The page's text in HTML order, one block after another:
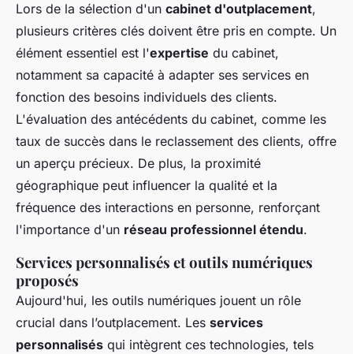
Lors de la sélection d'un cabinet d'outplacement,
plusieurs critères clés doivent être pris en compte. Un
élément essentiel est l'expertise du cabinet,
notamment sa capacité à adapter ses services en
fonction des besoins individuels des clients.
L'évaluation des antécédents du cabinet, comme les
taux de succès dans le reclassement des clients, offre
un aperçu précieux. De plus, la proximité
géographique peut influencer la qualité et la
fréquence des interactions en personne, renforçant
l'importance d'un réseau professionnel étendu.
Services personnalisés et outils numériques
proposés
Aujourd'hui, les outils numériques jouent un rôle
crucial dans l’outplacement. Les services
personnalisés qui intègrent ces technologies, tels